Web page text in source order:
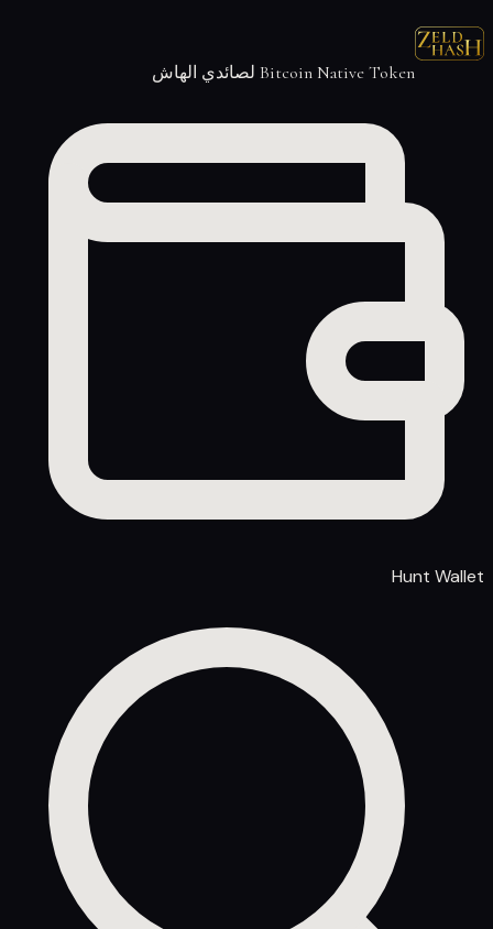
Bitcoin Native Token لصائدي الهاش
Hunt Wallet